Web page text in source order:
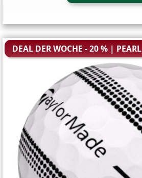
DEAL DER WOCHE - 20 % | PEARL